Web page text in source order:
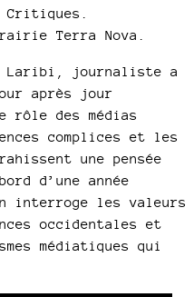
Critiques.
Terra Nova.
Laribi, journaliste a
après jour
rôle des médias
complices et les
une pensée
d’une année
interroge les valeurs
occidentales et
médiatiques qui